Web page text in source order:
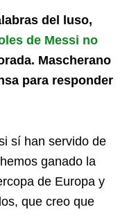
del luso,
de Messi no
Mascherano
para responder
sí han servido de
ganado la
de Europa y
que creo que